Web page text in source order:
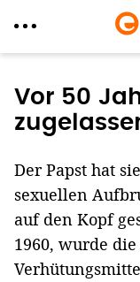
zum
Inhalt
Vor 50
Der Papst hat
sexuellen
auf den Kopf
1960, wurde